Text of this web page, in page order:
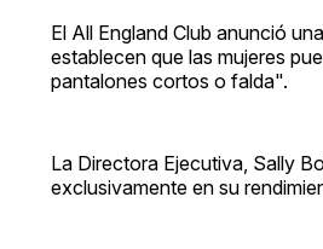
El All England Club anunció
establecen que las mujeres
pantalones cortos o falda".
La Directora Ejecutiva, Sally
exclusivamente en su